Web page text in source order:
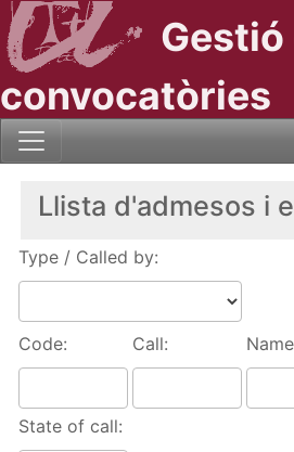
Gestió
convocatòries
Llista d'admesos i
Type / Called by:
Code: Call:
State of call: